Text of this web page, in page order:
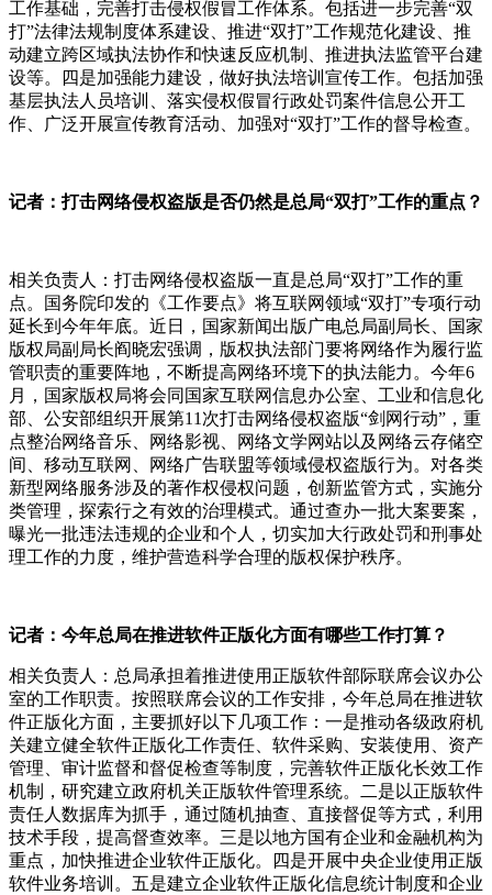
工作基础，完善打击侵权假冒工作体系。包括进一步完善“双
打”法律法规制度体系建设、推进“双打”工作规范化建设、推
动建立跨区域执法协作和快速反应机制、推进执法监管平台建
设等。四是加强能力建设，做好执法培训宣传工作。包括加强
基层执法人员培训、落实侵权假冒行政处罚案件信息公开工
作、广泛开展宣传教育活动、加强对“双打”工作的督导检查。
记者：打击网络侵权盗版是否仍然是总局“双打”工作的重点？
相关负责人：打击网络侵权盗版一直是总局“双打”工作的重
点。国务院印发的《工作要点》将互联网领域“双打”专项行动
延长到今年年底。近日，国家新闻出版广电总局副局长、国家
版权局副局长阎晓宏强调，版权执法部门要将网络作为履行监
管职责的重要阵地，不断提高网络环境下的执法能力。今年6
月，国家版权局将会同国家互联网信息办公室、工业和信息化
部、公安部组织开展第11 次打击网络侵权盗版“剑网行动”，重
点整治网络音乐、网络影视、网络文学网站以及网络云存储空
间、移动互联网、网络广告联盟等领域侵权盗版行为。对各类
新型网络服务涉及的著作权侵权问题，创新监管方式，实施分
类管理，探索行之有效的治理模式。通过查办一批大案要案，
曝光一批违法违规的企业和个人，切实加大行政处罚和刑事处
理工作的力度，维护营造科学合理的版权保护秩序。
记者：今年总局在推进软件正版化方面有哪些工作打算？
相关负责人：总局承担着推进使用正版软件部际联席会议办公
室的工作职责。按照联席会议的工作安排，今年总局在推进软
件正版化方面，主要抓好以下几项工作：一是推动各级政府机
关建立健全软件正版化工作责任、软件采购、安装使用、资产
管理、审计监督和督促检查等制度，完善软件正版化长效工作
机制，研究建立政府机关正版软件管理系统。二是以正版软件
责任人数据库为抓手，通过随机抽查、直接督促等方式，利用
技术手段，提高督查效率。三是以地方国有企业和金融机构为
重点，加快推进企业软件正版化。四是开展中央企业使用正版
软件业务培训。五是建立企业软件正版化信息统计制度和企业